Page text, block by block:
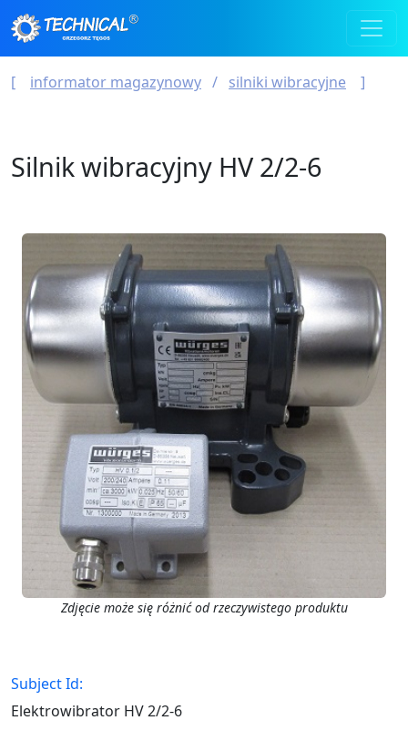
informator magazynowy silniki wibracyjne
Silnik wibracyjny HV 2/2-6
Zdjęcie może się różnić od rzeczywistego produktu
Subject Id:
Elektrowibrator HV 2/2-6